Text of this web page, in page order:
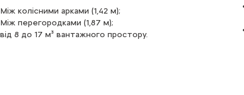
Одна найкраща в своєму класі корисна ширина з 1,42 м
між колісними арками і 1,87 м між перегородками;
Корисний об’єм: L1H1: 8 м³ / L2H2: 11,5 м³ /L3H2: 13 м³
/L4H2: 15 м³ / L4H3: 17 м³.